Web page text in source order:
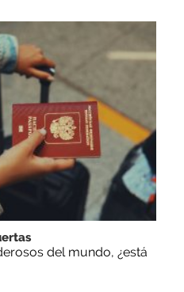
del mundo, ¿está